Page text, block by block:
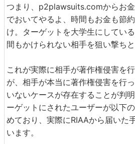
つまり、p2plawsuits.comからお
でおいてやるよ、時間もお金も節
け。ターゲットを大学生にしてい
間もかけられない相手を狙い撃ち
これが実際に相手が著作権侵害を
が、相手が本当に著作権侵害を行
いないケースが存在することが判
ーゲットにされたユーザーが以下
めており、実際にRIAAから届いた
います。